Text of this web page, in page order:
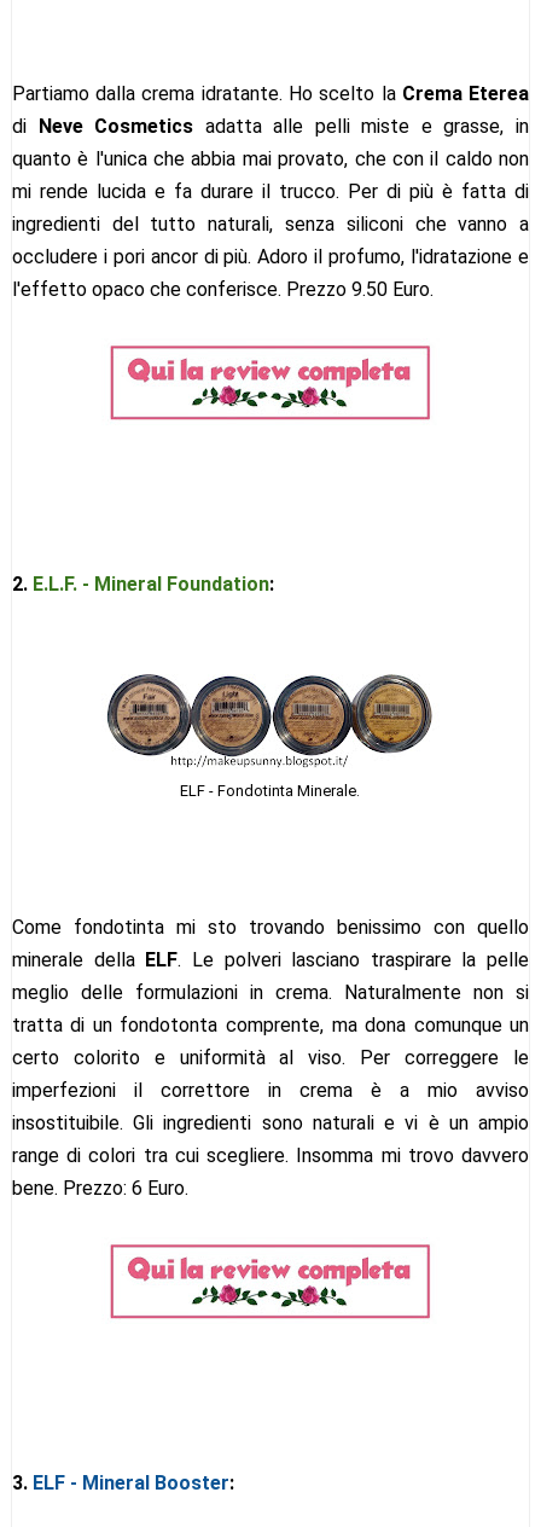
Partiamo dalla crema idratante. Ho scelto la Crema Eterea
di Neve Cosmetics adatta alle pelli miste e grasse, in
quanto è l'unica che abbia mai provato, che con il caldo non
mi rende lucida e fa durare il trucco. Per di più è fatta di
ingredienti del tutto naturali, senza siliconi che vanno a
occludere i pori ancor di più. Adoro il profumo, l'idratazione e
l'effetto opaco che conferisce. Prezzo 9.50 Euro.
2. E.L.F. - Mineral Foundation:
ELF - Fondotinta Minerale.
Come fondotinta mi sto trovando benissimo con quello
minerale della ELF. Le polveri lasciano traspirare la pelle
meglio delle formulazioni in crema. Naturalmente non si
tratta di un fondotonta comprente, ma dona comunque un
certo colorito e uniformità al viso. Per correggere le
imperfezioni il correttore in crema è a mio avviso
insostituibile. Gli ingredienti sono naturali e vi è un ampio
range di colori tra cui scegliere. Insomma mi trovo davvero
bene. Prezzo: 6 Euro.
3.ELF - Mineral Booster: